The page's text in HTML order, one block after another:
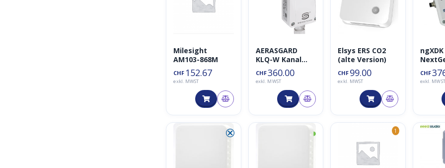
Milesight
AM103-868M
CHF 152.67
exkl. MWST
AERASGARD
KLQ-W Kanal
Sensor VOC (0-
10 V / 4…20 mA)
CHF360.00
exkl. MWST
Elsys ERS CO2
(alte Version)
CHF 99.00
exkl. MWST
ngXDK
CHF
exkl. MWST
⮿ ◑ 1